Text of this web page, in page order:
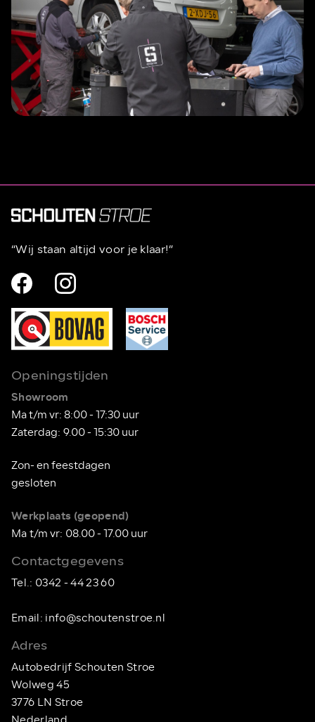
“Wij staan altijd voor je klaar!”
Openingstijden
Showroom
Ma t/m vr: 8:00 - 17:30 uur
Zaterdag: 9.00 - 15:30 uur
Zon- en feestdagen
gesloten
Werkplaats (geopend)
Ma t/m vr: 08.00 - 17.00 uur
Contactgegevens
Tel.: 0342 - 44 23 60
Email: info@schoutenstroe.nl
Adres
Autobedrijf Schouten Stroe
Wolweg 45
3776 LN Stroe